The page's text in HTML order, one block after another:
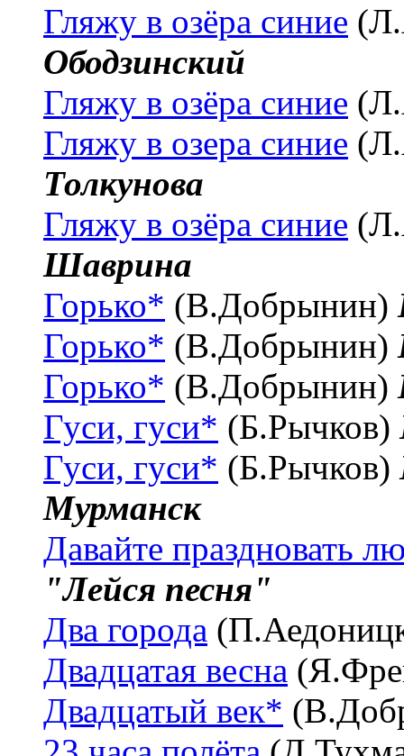
Гляжу в озёра синие
Ободзинский
Гляжу в озёра синие
Гляжу в озера синие
Толкунова
Гляжу в озёра синие
Шаврина
Горько* (В.Добрынин)
Горько* (В.Добрынин)
Горько* (В.Добрынин)
Гуси, гуси* (Б.Рычков)
Гуси, гуси* (Б.Рычков)
Мурманск
Давайте праздновать
"Лейся песня"
Два города
Двадцатая весна
Двадцатый век*